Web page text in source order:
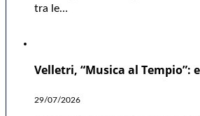
tra le…
Velletri, “Musica al Tempio”:
29/07/2026